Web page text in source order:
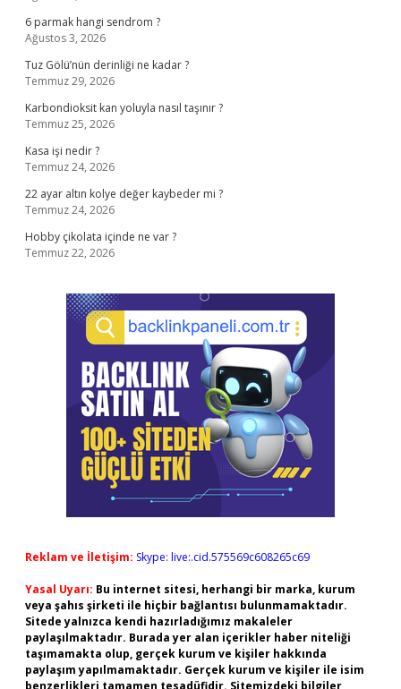
6 parmak hangi sendrom ?
Ağustos 3, 2026
Tuz Gölü’nün derinliği ne kadar ?
Temmuz 29, 2026
Karbondioksit kan yoluyla nasıl taşınır ?
Temmuz 25, 2026
Kasa işi nedir ?
Temmuz 24, 2026
22 ayar altın kolye değer kaybeder mi ?
Temmuz 24, 2026
Hobby çikolata içinde ne var ?
Temmuz 22, 2026
Reklam ve İletişim: Skype: live:.cid.575569c608265c69
Yasal Uyarı: Bu internet sitesi, herhangi bir marka, kurum
veya şahıs şirketi ile hiçbir bağlantısı bulunmamaktadır.
Sitede yalnızca kendi hazırladığımız makaleler
paylaşılmaktadır. Burada yer alan içerikler haber niteliği
taşımamakta olup, gerçek kurum ve kişiler hakkında
paylaşım yapılmamaktadır. Gerçek kurum ve kişiler ile isim
benzerlikleri tamamen tesadüfidir. Sitemizdeki bilgiler